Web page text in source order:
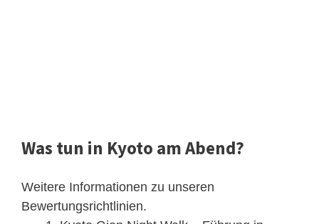
Was tun in Kyoto am Abend?
Weitere Informationen zu unseren
Bewertungsrichtlinien.